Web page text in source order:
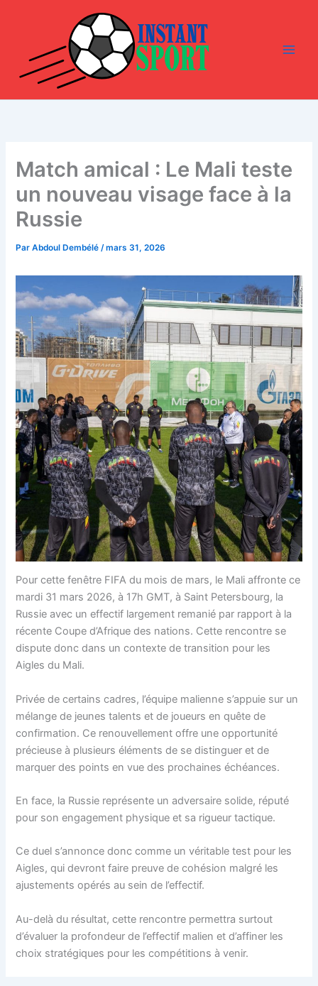
Match amical : Le Mali teste
un nouveau visage face à la
Russie
ParAbdoul Dembélé/mars 31, 2026
Pour cette fenêtre FIFA du mois de mars, le Mali affronte ce
mardi 31 mars 2026, à 17h GMT, à Saint Petersbourg, la
Russie avec un effectif largement remanié par rapport à la
récente Coupe d’Afrique des nations. Cette rencontre se
dispute donc dans un contexte de transition pour les
Aigles du Mali.
Privée de certains cadres, l’équipe malienne s’appuie sur un
mélange de jeunes talents et de joueurs en quête de
confirmation. Ce renouvellement offre une opportunité
précieuse à plusieurs éléments de se distinguer et de
marquer des points en vue des prochaines échéances.
En face, la Russie représente un adversaire solide, réputé
pour son engagement physique et sa rigueur tactique.
Ce duel s’annonce donc comme un véritable test pour les
Aigles, qui devront faire preuve de cohésion malgré les
ajustements opérés au sein de l’effectif.
Au-delà du résultat, cette rencontre permettra surtout
d’évaluer la profondeur de l’effectif malien et d’affiner les
choix stratégiques pour les compétitions à venir.